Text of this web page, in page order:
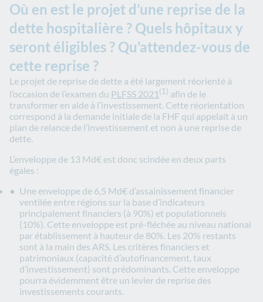
Où en est le projet d’une reprise de la
dette hospitalière ? Quels hôpitaux y
seront éligibles ? Qu’attendez-vous de
cette reprise ?
Le projet de reprise de dette a été largement réorienté à
l’occasion de l’examen du PLFSS 2021 (1) afin de le
transformer en aide à l’investissement. Cette réorientation
correspond à la demande initiale de la FHF qui appelait à un
plan de relance de l’investissement et non à une reprise de
dette.
L’enveloppe de 13 Md€ est donc scindée en deux parts
égales :
Une enveloppe de 6,5 Md€ d’assainissement financier
ventilée entre régions sur la base d’indicateurs
principalement financiers (à 90%) et populationnels
(10%). Cette enveloppe est pré-fléchée au niveau national
par établissement à hauteur de 80%. Les 20% restants
sont à la main des ARS. Les critères financiers et
patrimoniaux (capacité d’autofinancement, taux
d’investissement) sont prédominants. Cette enveloppe
pourra évidemment être un levier de reprise des
investissements courants.